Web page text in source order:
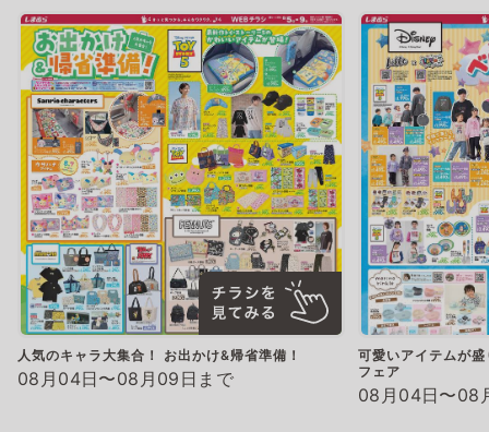
人気のキャラ大集合！ お出かけ&帰省準備！
08月04日〜08月09日まで
可愛いアイテムが
フェア
08月04日〜08